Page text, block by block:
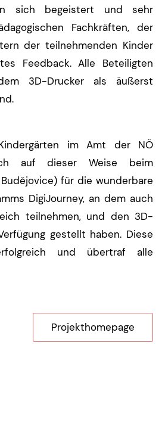
sich begeistert und sehr
Fachkräften, der
der teilnehmenden Kinder
Feedback. Alle Beteiligten
3D-Drucker als äußerst
im Amt der NÖ
auf dieser Weise beim
für die wunderbare
DigiJourney, an dem auch
teilnehmen, und den 3D-
gestellt haben. Diese
und übertraf alle
Projekthomepage